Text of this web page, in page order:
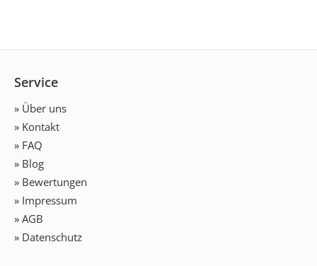
Service
» Über uns
» Kontakt
» FAQ
» Blog
» Bewertungen
» Impressum
» AGB
» Datenschutz